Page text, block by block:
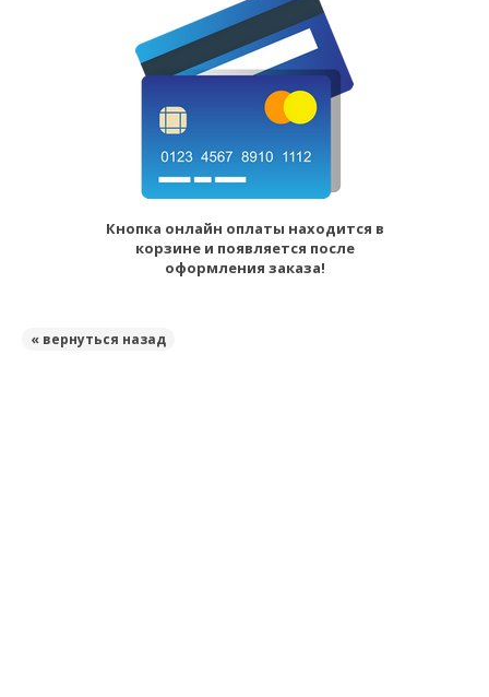
Кнопка онлайн оплаты находится в
корзине и появляется после
оформления заказа!
« вернуться назад